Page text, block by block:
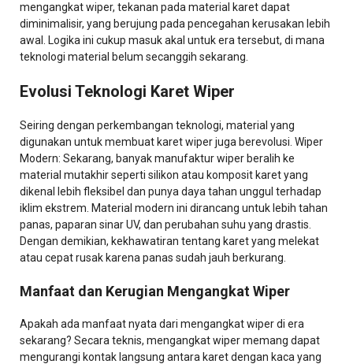
mengangkat wiper, tekanan pada material karet dapat
diminimalisir, yang berujung pada pencegahan kerusakan lebih
awal. Logika ini cukup masuk akal untuk era tersebut, di mana
teknologi material belum secanggih sekarang.
Evolusi Teknologi Karet Wiper
Seiring dengan perkembangan teknologi, material yang
digunakan untuk membuat karet wiper juga berevolusi. Wiper
Modern: Sekarang, banyak manufaktur wiper beralih ke
material mutakhir seperti silikon atau komposit karet yang
dikenal lebih fleksibel dan punya daya tahan unggul terhadap
iklim ekstrem. Material modern ini dirancang untuk lebih tahan
panas, paparan sinar UV, dan perubahan suhu yang drastis.
Dengan demikian, kekhawatiran tentang karet yang melekat
atau cepat rusak karena panas sudah jauh berkurang.
Manfaat dan Kerugian Mengangkat Wiper
Apakah ada manfaat nyata dari mengangkat wiper di era
sekarang? Secara teknis, mengangkat wiper memang dapat
mengurangi kontak langsung antara karet dengan kaca yang